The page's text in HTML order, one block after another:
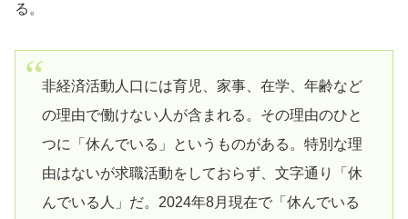
る。
非経済活動人口には育児、家事、在学、年齢など
の理由で働けない人が含まれる。その理由のひと
つに「休んでいる」というものがある。特別な理
由はないが求職活動をしておらず、文字通り「休
んでいる人」だ。2024年8月現在で「休んでいる